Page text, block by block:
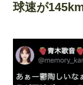
球速が